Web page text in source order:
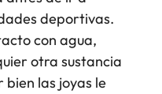
deportivas.
con agua,
otra sustancia
las joyas le